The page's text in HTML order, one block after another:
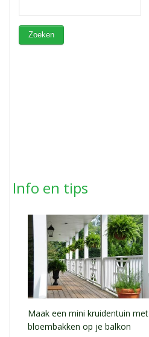
Info en tips
Maak een mini kruidentuin met
bloembakken op je balkon